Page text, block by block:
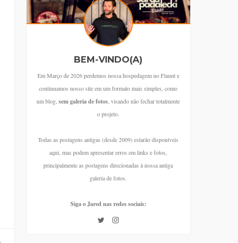
BEM-VINDO(A)
Em Março de 2026 perdemos nossa hospedagem no Flaunt e
continuamos nosso site em um formato mais simples, como
um blog,sem galeria de fotos, visando não fechar totalmente
o projeto.
Todas as postagens antigas (desde 2009) estarão disponíveis
aqui, mas podem apresentar erros em links e fotos,
principalmente as postagens direcionadas à nossa antiga
galeria de fotos.
Siga o Jared nas redes sociais: